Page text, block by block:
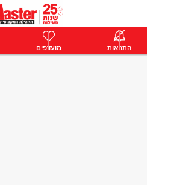
פרימיום התחבר התראות מועדפים